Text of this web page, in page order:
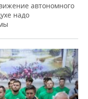
автономного
надо